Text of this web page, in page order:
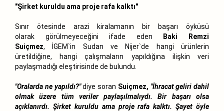
"Şirket kuruldu ama proje rafa kalktı"
Sınır ötesinde arazi kiralamanın bir başarı öyküsü
olarak görülmeyeceğini ifade eden
Baki Remzi
Suiçmez, İGEM`in Sudan ve Nijer`de hangi ürünlerin
üretildiğine, hangi çalışmaların yapıldığına ilişkin veri
paylaşmadığı eleştirisinde de bulundu.
"Oralarda ne yapıldı?" diye soran Suiçmez, "İhracat geliri dahil
olmak üzere tüm veriler paylaşılmalıydı. Bir başarı olsa
açıklanırdı. Şirket kuruldu ama proje rafa kalktı. Şayet öyle